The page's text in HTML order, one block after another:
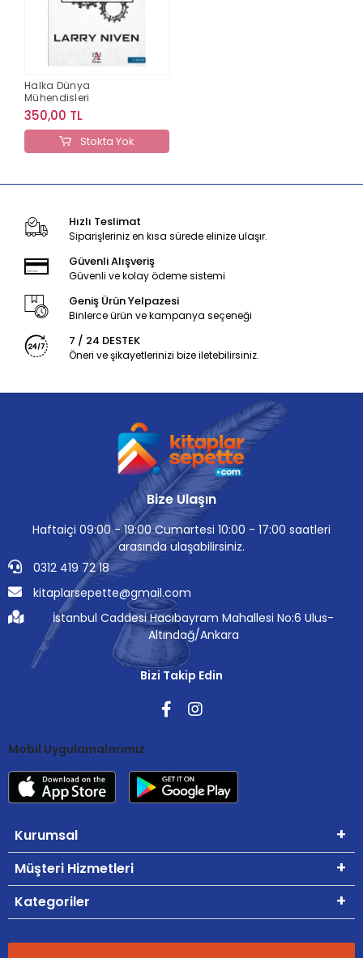
Halka Dünya
Mühendisleri
350,00 TL
Stokta Yok
Hızlı Teslimat
Siparişleriniz en kısa sürede elinize ulaşır.
Güvenli Alışveriş
Güvenli ve kolay ödeme sistemi
Geniş Ürün Yelpazesi
Binlerce ürün ve kampanya seçeneği
7 / 24 DESTEK
Öneri ve şikayetlerinizi bize iletebilirsiniz.
Bize Ulaşın
Haftaiçi 09:00 - 19:00 Cumartesi 10:00 - 17:00 saatleri
arasında ulaşabilirsiniz.
0312 419 72 18
kitaplarsepette@gmail.com
İstanbul Caddesi Hacıbayram Mahallesi No:6 Ulus-
Altındağ/Ankara
Bizi Takip Edin
Mobil Uygulamalarımız
Kurumsal
Müşteri Hizmetleri
Kategoriler